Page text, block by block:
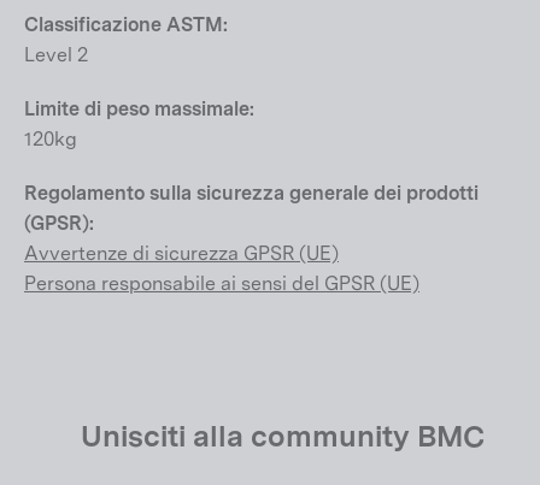
Classificazione ASTM:
Level 2
Limite di peso massimale:
120kg
Regolamento sulla sicurezza generale dei prodotti
(GPSR):
Avvertenze di sicurezza GPSR (UE)
Persona responsabile ai sensi del GPSR (UE)
Unisciti alla community BMC